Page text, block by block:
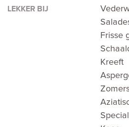
LEKKER BIJ
Frisse
Kreeft